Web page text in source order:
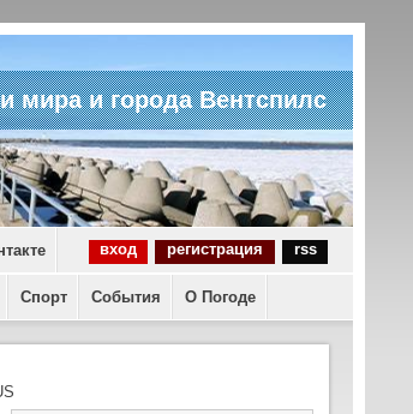
мира и города Вентспилс
вход регистрация rss
Спорт События О Погоде